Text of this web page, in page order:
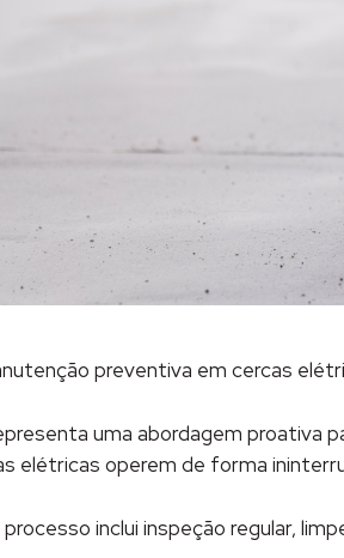
preventiva em cercas
uma abordagem proativa
elétricas operem de forma
inclui inspeção regular,